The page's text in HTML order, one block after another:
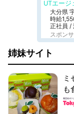
大分県
時給
正社員 /
スポン
姉妹サイト
ミ
も